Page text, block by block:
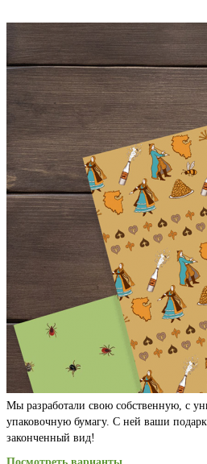
Мы разработали свою собственную, с
упаковочную бумагу. С ней ваши
законченный вид!
Посмотреть варианты